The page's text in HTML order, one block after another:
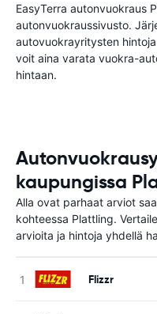
EasyTerra autonvuokraus
autonvuokraussivusto.
autovuokrayritysten
voit aina varata vuokra-
hintaan.
kaupungissa
Alla ovat parhaat arviot
kohteessa Plattling.
arvioita ja hintoja yhdellä
Flizzr